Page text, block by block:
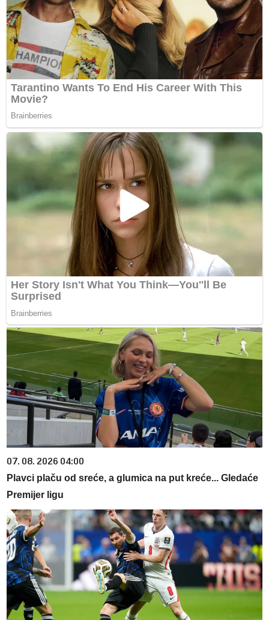
07. 08. 2026 04:00
Plavci plaču od sreće, a glumica na put kreće... Gledaće
Premijer ligu